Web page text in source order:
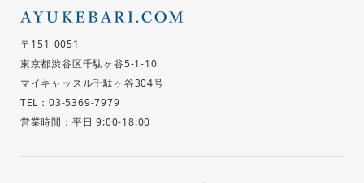
〒151-0051
東京都渋谷区千駄ヶ谷5-1-10
マイキャッスル千駄ヶ谷304号
TEL：03-5369-7979
営業時間：平日 9:00-18:00